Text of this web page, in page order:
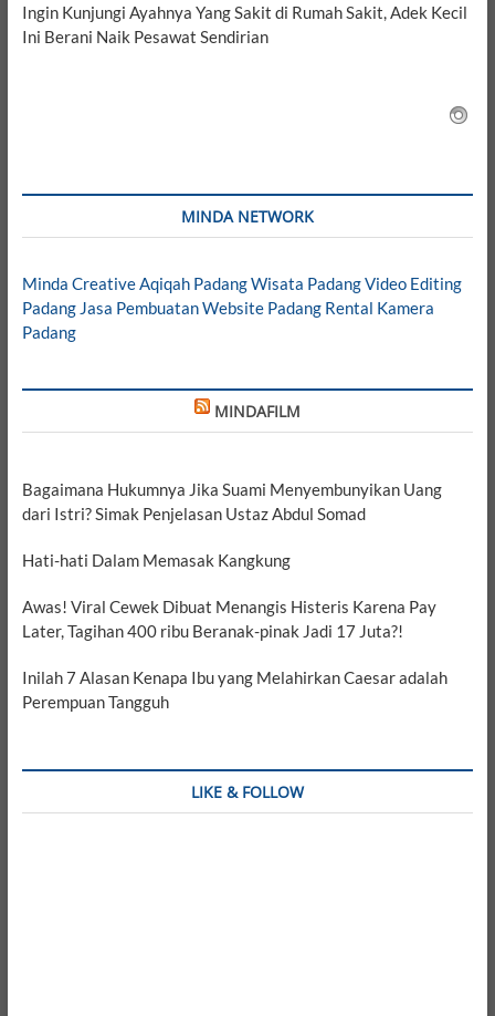
Ingin Kunjungi Ayahnya Yang Sakit di Rumah Sakit, Adek Kecil
Ini Berani Naik Pesawat Sendirian
MINDA NETWORK
Minda CreativeAqiqah PadangWisata PadangVideo Editing
Padang Jasa Pembuatan Website Padang Rental Kamera
Padang
MINDAFILM
Bagaimana Hukumnya Jika Suami Menyembunyikan Uang
dari Istri? Simak Penjelasan Ustaz Abdul Somad
Hati-hati Dalam Memasak Kangkung
Awas! Viral Cewek Dibuat Menangis Histeris Karena Pay
Later, Tagihan 400 ribu Beranak-pinak Jadi 17 Juta?!
Inilah 7 Alasan Kenapa Ibu yang Melahirkan Caesar adalah
Perempuan Tangguh
LIKE & FOLLOW